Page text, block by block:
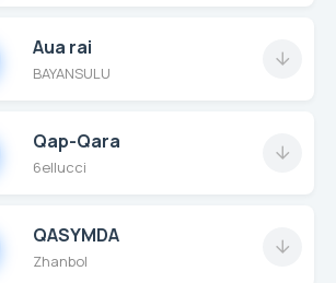
Aua rai
BAYANSULU
Qap-Qara
6ellucci
QASYMDA
Zhanbol